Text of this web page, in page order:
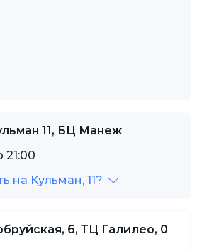
11, БЦ Манеж
21:00
на Кульман, 11?
6, ТЦ Галилео, 0